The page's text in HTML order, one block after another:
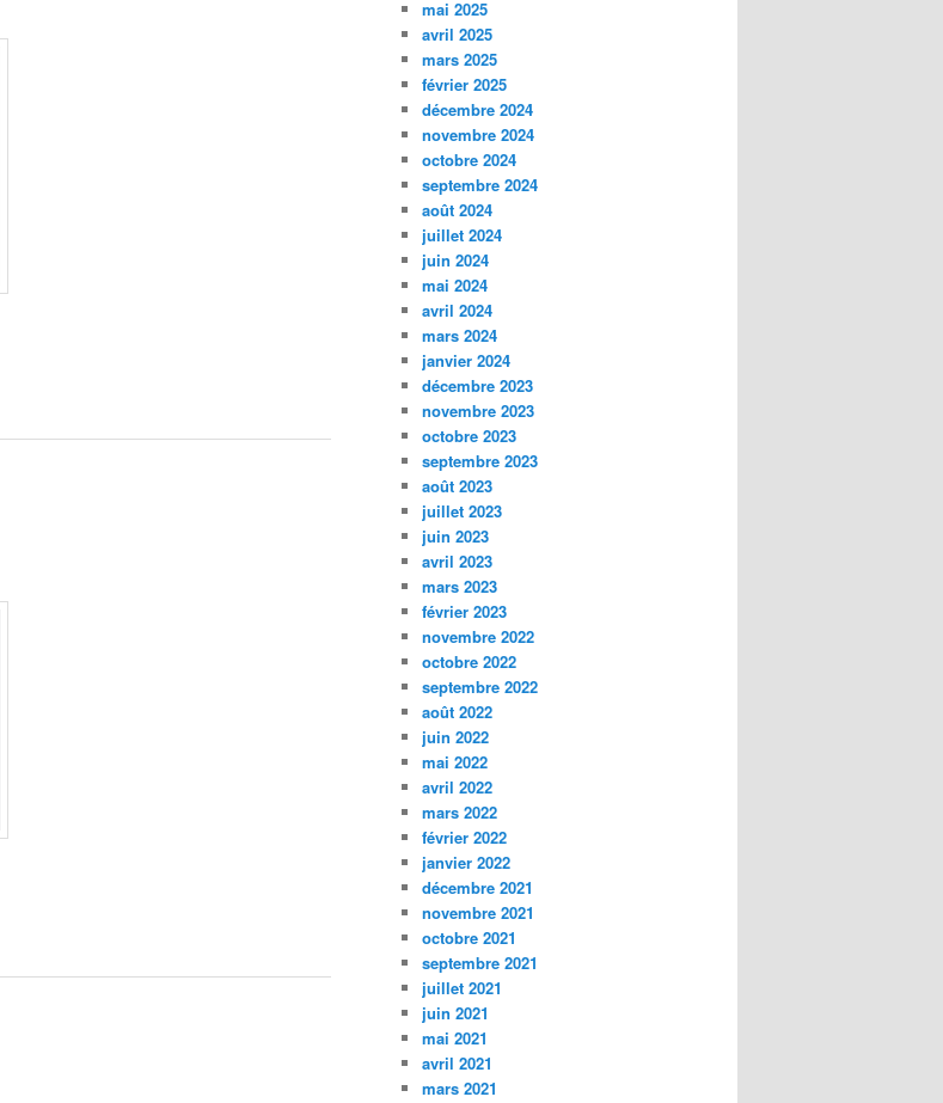
mai 2025
avril 2025
mars 2025
février 2025
décembre 2024
novembre 2024
octobre 2024
septembre 2024
août 2024
juillet 2024
juin 2024
mai 2024
avril 2024
mars 2024
janvier 2024
décembre 2023
novembre 2023
octobre 2023
septembre 2023
août 2023
juillet 2023
juin 2023
avril 2023
mars 2023
février 2023
novembre 2022
octobre 2022
septembre 2022
août 2022
juin 2022
mai 2022
avril 2022
mars 2022
février 2022
janvier 2022
décembre 2021
novembre 2021
octobre 2021
septembre 2021
juillet 2021
juin 2021
mai 2021
avril 2021
mars 2021